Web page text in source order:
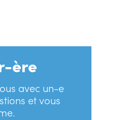
ère
avec un-e
et vous